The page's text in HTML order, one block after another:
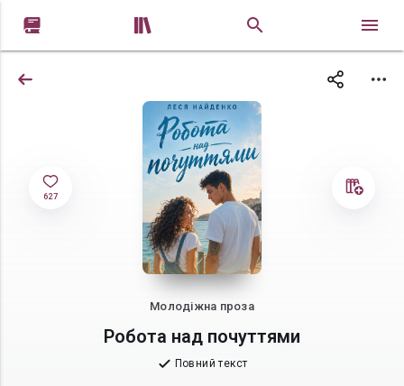
 
627
Молодіжна проза
Робота над почуттями
Повний текст